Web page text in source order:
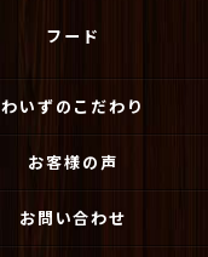
フード
わいずのこだわり
お客様の声
お問い合わせ